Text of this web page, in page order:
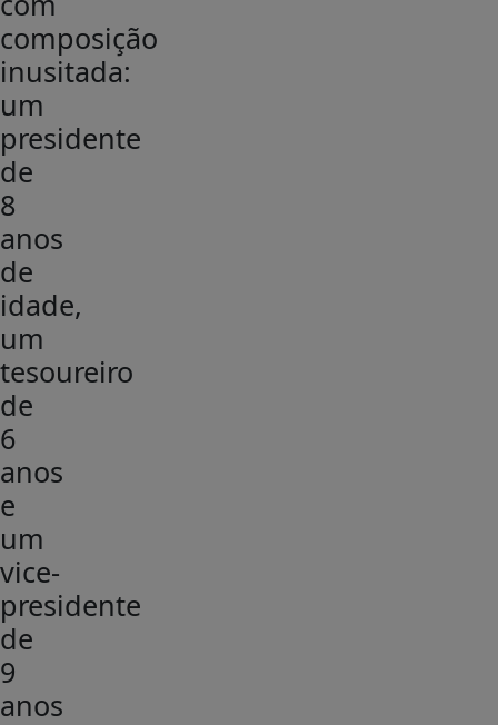
composição
inusitada:
um
presidente
de
8
anos
de
idade,
um
tesoureiro
de
6
anos
e
um
vice-
presidente
de
9
anos